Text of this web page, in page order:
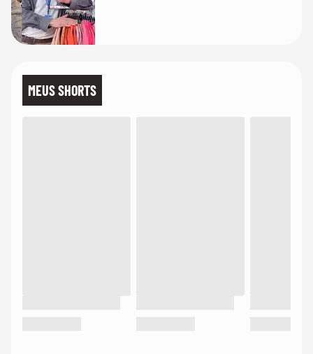
MEUS SHORTS